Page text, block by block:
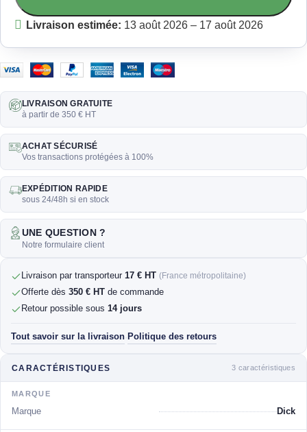
Livraison estimée: 13 août 2026 – 17 août 2026
LIVRAISON GRATUITE
à partir de 350 € HT
ACHAT SÉCURISÉ
Vos transactions protégées à 100%
EXPÉDITION RAPIDE
sous 24/48h si en stock
UNE QUESTION ?
Notre formulaire client
Livraison par transporteur 17 € HT (France métropolitaine)
Offerte dès 350 € HT de commande
Retour possible sous 14 jours
Tout savoir sur la livraison· Politique des retours
CARACTÉRISTIQUES 3 caractéristiques
MARQUE
Marque Dick